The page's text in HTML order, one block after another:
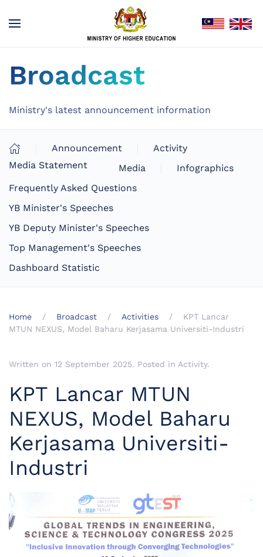
Broadcast
Ministry's latest announcement information
Announcement
Activity
Media Statement
Media
Infographics
Frequently Asked Questions
YB Minister's Speeches
YB Deputy Minister's Speeches
Top Management's Speeches
Dashboard Statistic
Home Broadcast Activities
KPT Lancar
MTUN NEXUS, Model Baharu Kerjasama Universiti-Industri
Written on 12 September 2025. Posted in Activity.
KPT Lancar MTUN
NEXUS, Model Baharu
Kerjasama Universiti-
Industri